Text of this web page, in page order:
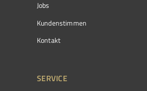
Jobs
Kundenstimmen
Kontakt
SERVICE